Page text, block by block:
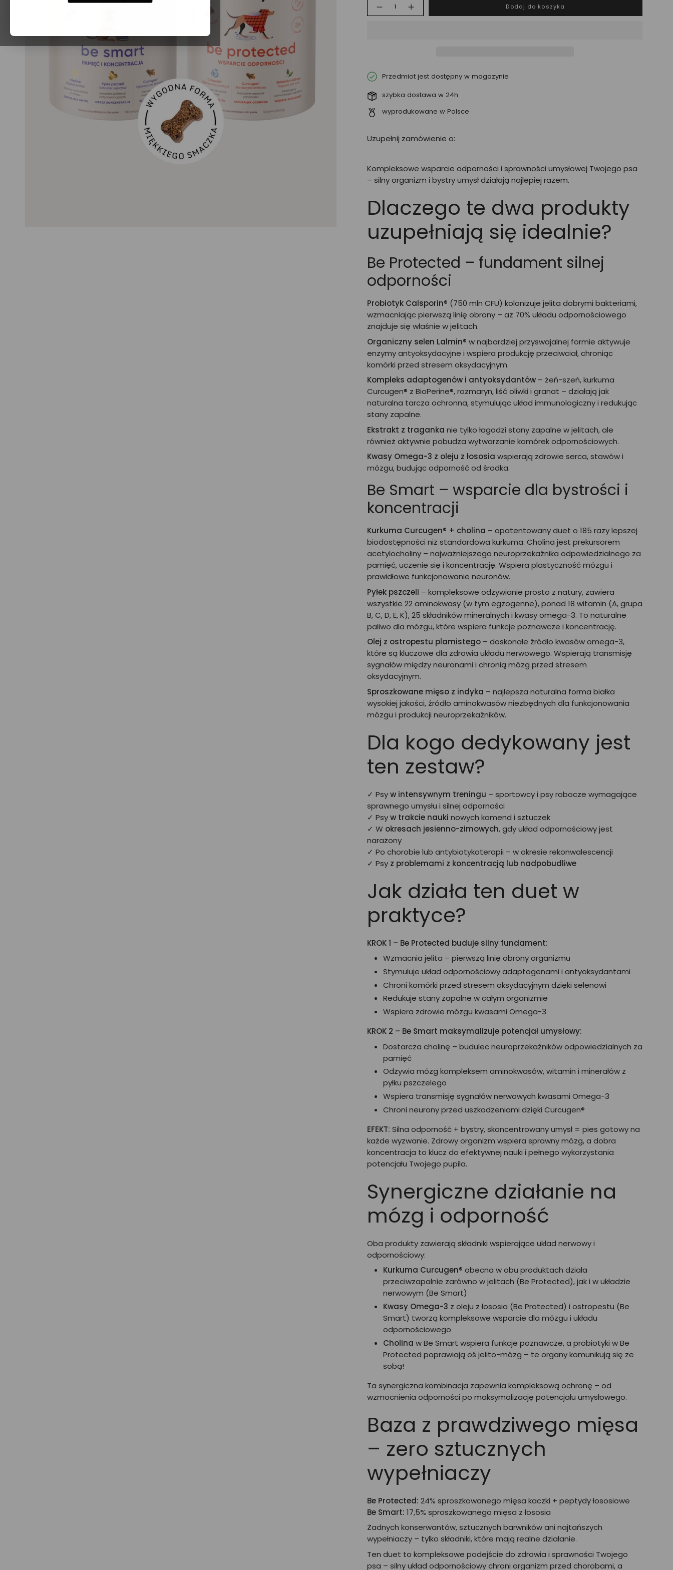
Dodaj do koszyka
Przedmiot jest dostępny w magazynie
szybka dostawa w 24h
wyprodukowane w Polsce
Uzupełnij zamówienie o:
Kompleksowe wsparcie odporności i sprawności umysłowej Twojego psa
– silny organizm i bystry umysł działają najlepiej razem.
Dlaczego te dwa produkty
uzupełniają się idealnie?
Be Protected – fundament silnej
odporności
Probiotyk Calsporin® (750 mln CFU) kolonizuje jelita dobrymi bakteriami,
wzmacniając pierwszą linię obrony – aż 70% układu odpornościowego
znajduje się właśnie w jelitach.
Organiczny selen Lalmin® w najbardziej przyswajalnej formie aktywuje
enzymy antyoksydacyjne i wspiera produkcję przeciwciał, chroniąc
komórki przed stresem oksydacyjnym.
Kompleks adaptogenów i antyoksydantów – żeń-szeń, kurkuma
Curcugen® z BioPerine®, rozmaryn, liść oliwki i granat – działają jak
naturalna tarcza ochronna, stymulując układ immunologiczny i redukując
stany zapalne.
Ekstrakt z traganka nie tylko łagodzi stany zapalne w jelitach, ale
również aktywnie pobudza wytwarzanie komórek odpornościowych.
Kwasy Omega-3 z oleju z łososia wspierają zdrowie serca, stawów i
mózgu, budując odporność od środka.
Be Smart – wsparcie dla bystrości i
koncentracji
Kurkuma Curcugen® + cholina – opatentowany duet o 185 razy lepszej
biodostępności niż standardowa kurkuma. Cholina jest prekursorem
acetylocholiny – najważniejszego neuroprzekaźnika odpowiedzialnego za
pamięć, uczenie się i koncentrację. Wspiera plastyczność mózgu i
prawidłowe funkcjonowanie neuronów.
Pyłek pszczeli – kompleksowe odżywianie prosto z natury, zawiera
wszystkie 22 aminokwasy (w tym egzogenne), ponad 18 witamin (A, grupa
B, C, D, E, K), 25 składników mineralnych i kwasy omega-3. To naturalne
paliwo dla mózgu, które wspiera funkcje poznawcze i koncentrację.
Olej z ostropestu plamistego – doskonałe źródło kwasów omega-3,
które są kluczowe dla zdrowia układu nerwowego. Wspierają transmisję
sygnałów między neuronami i chronią mózg przed stresem
oksydacyjnym.
Sproszkowane mięso z indyka – najlepsza naturalna forma białka
wysokiej jakości, źródło aminokwasów niezbędnych dla funkcjonowania
mózgu i produkcji neuroprzekaźników.
Dla kogo dedykowany jest
ten zestaw?
✓ Psyw intensywnym treningu – sportowcy i psy robocze wymagające
sprawnego umysłu i silnej odporności
✓ Psyw trakcie nauki nowych komend i sztuczek
✓ W okresach jesienno-zimowych, gdy układ odpornościowy jest
narażony
✓ Po chorobie lub antybiotykoterapii – w okresie rekonwalescencji
✓ Psy z problemami z koncentracją lub nadpobudliwe
Jak działa ten duet w
praktyce?
KROK 1 – Be Protected buduje silny fundament:
Wzmacnia jelita – pierwszą linię obrony organizmu
Stymuluje układ odpornościowy adaptogenami i antyoksydantami
Chroni komórki przed stresem oksydacyjnym dzięki selenowi
Redukuje stany zapalne w całym organizmie
Wspiera zdrowie mózgu kwasami Omega-3
KROK 2 – Be Smart maksymalizuje potencjał umysłowy:
Dostarcza cholinę – budulec neuroprzekaźników odpowiedzialnych za
pamięć
Odżywia mózg kompleksem aminokwasów, witamin i minerałów z
pyłku pszczelego
Wspiera transmisję sygnałów nerwowych kwasami Omega-3
Chroni neurony przed uszkodzeniami dzięki Curcugen®
EFEKT: Silna odporność + bystry, skoncentrowany umysł = pies gotowy na
każde wyzwanie. Zdrowy organizm wspiera sprawny mózg, a dobra
koncentracja to klucz do efektywnej nauki i pełnego wykorzystania
potencjału Twojego pupila.
Synergiczne działanie na
mózg i odporność
Oba produkty zawierają składniki wspierające układ nerwowy i
odpornościowy:
Kurkuma Curcugen® obecna w obu produktach działa
przeciwzapalnie zarówno w jelitach (Be Protected), jak i w układzie
nerwowym (Be Smart)
Kwasy Omega-3 z oleju z łososia (Be Protected) i ostropestu (Be
Smart) tworzą kompleksowe wsparcie dla mózgu i układu
odpornościowego
Cholina w Be Smart wspiera funkcje poznawcze, a probiotyki w Be
Protected poprawiają oś jelito-mózg – te organy komunikują się ze
sobą!
Ta synergiczna kombinacja zapewnia kompleksową ochronę – od
wzmocnienia odporności po maksymalizację potencjału umysłowego.
Baza z prawdziwego mięsa
– zero sztucznych
wypełniaczy
Be Protected: 24% sproszkowanego mięsa kaczki + peptydy łososiowe
Be Smart: 17,5% sproszkowanego mięsa z łososia
Żadnych konserwantów, sztucznych barwników ani najtańszych
wypełniaczy – tylko składniki, które mają realne działanie.
Ten duet to kompleksowe podejście do zdrowia i sprawności Twojego
psa – silny układ odpornościowy chroni organizm przed chorobami, a